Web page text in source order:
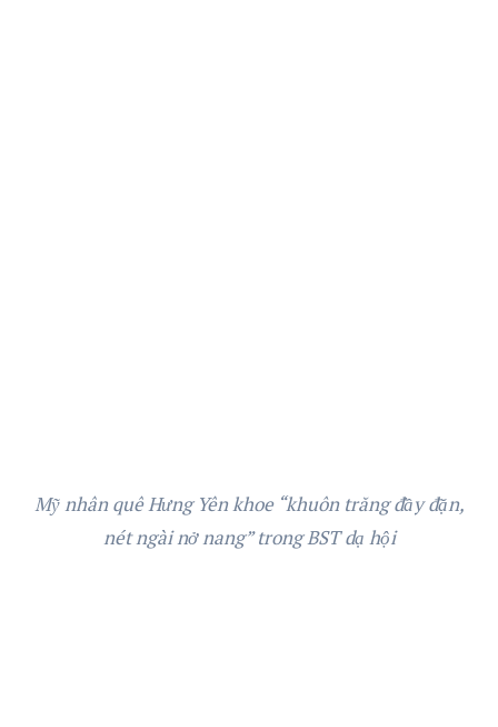
Mỹ nhân quê Hưng Yên khoe “khuôn trăng đầy đặn,
nét ngài nở nang” trong BST dạ hội